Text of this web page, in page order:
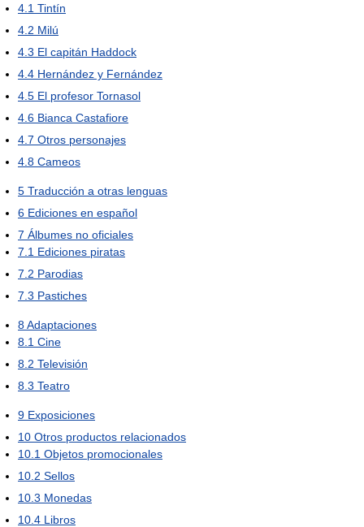
4.1 Tintín
4.2 Milú
4.3 El capitán Haddock
4.4 Hernández y Fernández
4.5 El profesor Tornasol
4.6 Bianca Castafiore
4.7 Otros personajes
4.8 Cameos
5 Traducción a otras lenguas
6 Ediciones en español
7 Álbumes no oficiales
7.1 Ediciones piratas
7.2 Parodias
7.3 Pastiches
8Adaptaciones
8.1 Cine
8.2 Televisión
8.3 Teatro
9 Exposiciones
10 Otros productos relacionados
10.1 Objetos promocionales
10.2 Sellos
10.3 Monedas
10.4 Libros